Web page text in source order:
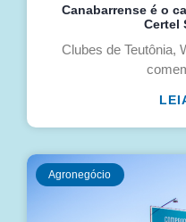
Canabarrense é o
Certel
Clubes de Teutônia,
Agronegócio